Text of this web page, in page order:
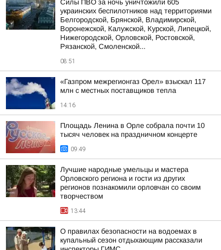
Силы ПВО за ночь уничтожили 605
украинских беспилотников над территориями
Белгородской, Брянской, Владимирской,
Воронежской, Калужской, Курской, Липецкой,
Нижегородской, Орловской, Ростовской,
Рязанской, Смоленской...
08:51
«Газпром межрегионгаз Орел» взыскал 117
млн с местных поставщиков тепла
14:16
Площадь Ленина в Орле собрала почти 10
тысяч человек на праздничном концерте
09:49
Лучшие народные умельцы и мастера
Орловского региона и гости из других
регионов познакомили орловчан со своим
творчеством
13:44
О правилах безопасности на водоемах в
купальный сезон отдыхающим рассказали